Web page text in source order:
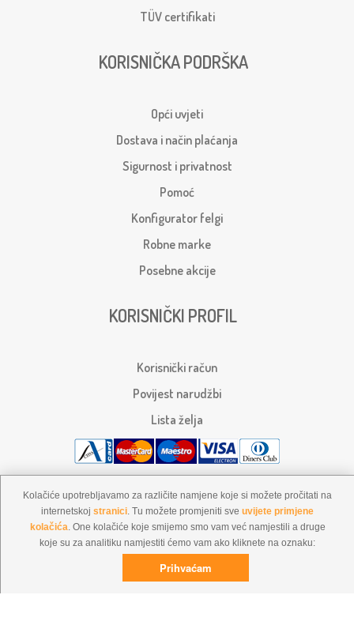
TÜV certifikati
KORISNIČKA PODRŠKA
Opći uvjeti
Dostava i način plaćanja
Sigurnost i privatnost
Pomoć
Konfigurator felgi
Robne marke
Posebne akcije
KORISNIČKI PROFIL
Korisnički račun
Povijest narudžbi
Lista želja
Kolačiće upotrebljavamo za različite namjene koje si možete pročitati na
internetskoj stranici. Tu možete promjeniti sve uvijete primjene
kolačića. One kolačiće koje smijemo smo vam već namjestili a druge
koje su za analitiku namjestiti ćemo vam ako kliknete na oznaku: